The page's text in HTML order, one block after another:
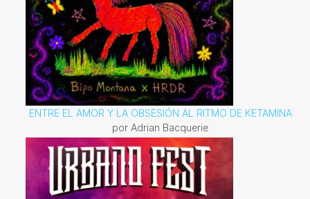
ENTRE EL AMOR Y LA OBSESIÓN AL RITMO DE KETAMINA
por Adrian Bacquerie